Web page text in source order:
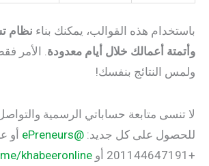
هذه القوالب، يمكنك بناءنظام تسويقي
أعمالك خلال أيام معدودة . الأمر فقط
النتائج بنفسك!
متابعة حساباتي الرسمية والتواصل معي
على كل جديد: @ePreneurs
أو عبر
m.me/khabeeronline
.